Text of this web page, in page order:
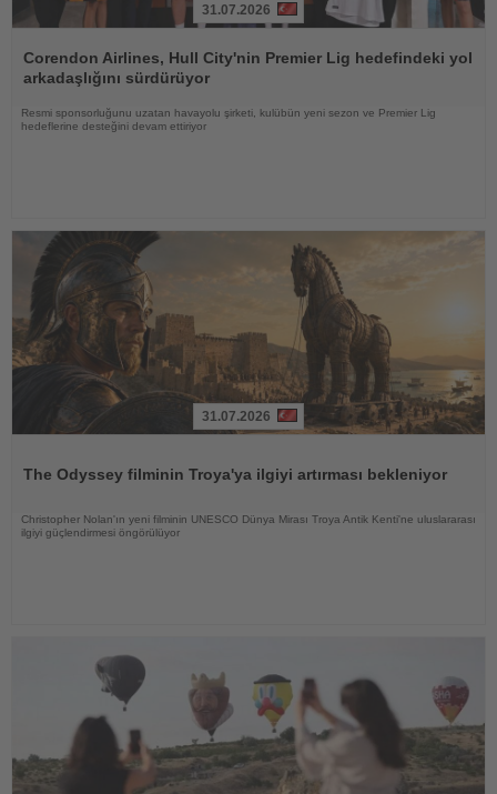
Oku
31.07.2026
Corendon Airlines, Hull City'nin Premier Lig hedefindeki yol
arkadaşlığını sürdürüyor
Resmi sponsorluğunu uzatan havayolu şirketi, kulübün yeni sezon ve Premier Lig
hedeflerine desteğini devam ettiriyor
31.07.2026
The Odyssey filminin Troya'ya ilgiyi artırması bekleniyor
Christopher Nolan'ın yeni filminin UNESCO Dünya Mirası Troya Antik Kenti'ne uluslararası
ilgiyi güçlendirmesi öngörülüyor